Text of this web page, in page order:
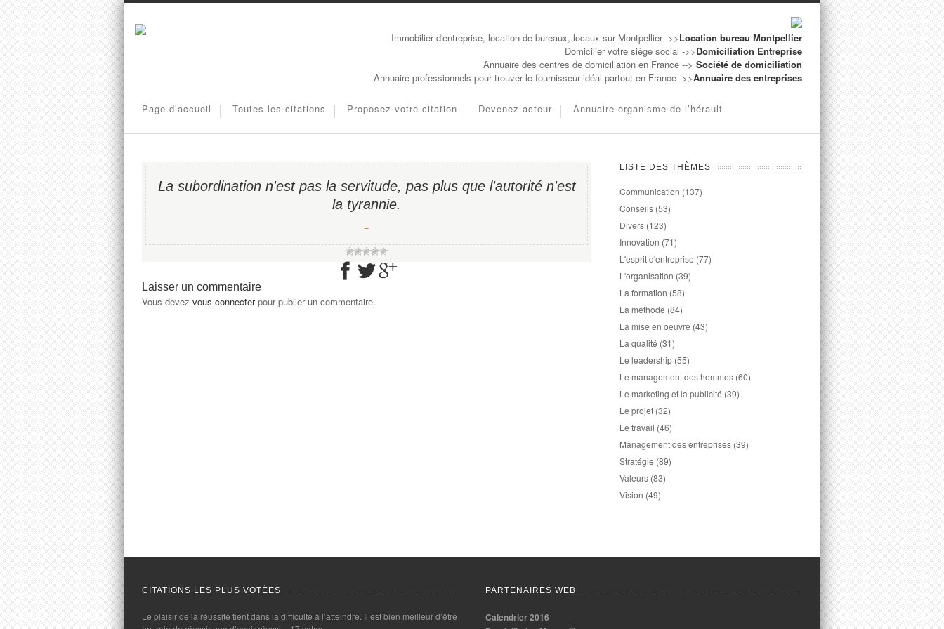
Immobilier d'entreprise, location de bureaux, locaux sur Montpellier ->>Location bureau Montpellier
Domicilier votre siège social ->>Domiciliation Entreprise
Annuaire des centres de domiciliation en France --> Société de domiciliation
Annuaire professionnels pour trouver le fournisseur idéal partout en France ->>Annuaire des entreprises
Page d’accueil Toutes les citations Proposez votre citation Devenez acteur Annuaire organisme de l’hérault
La subordination n'est pas la servitude, pas plus que l'autorité n'est
la tyrannie.
−
Laisser un commentaire
Vous devez vous connecterpour publier un commentaire.
LISTE DES THÈMES
Communication (137)
Conseils (53)
Divers (123)
Innovation (71)
L'esprit d'entreprise (77)
L'organisation (39)
La formation (58)
La méthode (84)
La mise en oeuvre (43)
La qualité (31)
Le leadership (55)
Le management des hommes (60)
Le marketing et la publicité (39)
Le projet (32)
Le travail (46)
Management des entreprises (39)
Stratégie (89)
Valeurs (83)
Vision (49)
CITATIONS LES PLUS VOTÉES
Le plaisir de la réussite tient dans la difficulté à l’atteindre. Il est bien meilleur d’être
PARTENAIRES WEB
Calendrier 2016